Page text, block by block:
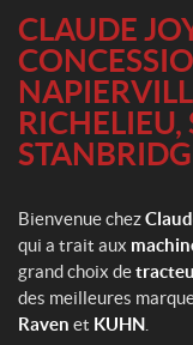
CLAUDE
Bienvenue chez
qui a trait aux
grand choix de
des meilleures
Raven et KUHN